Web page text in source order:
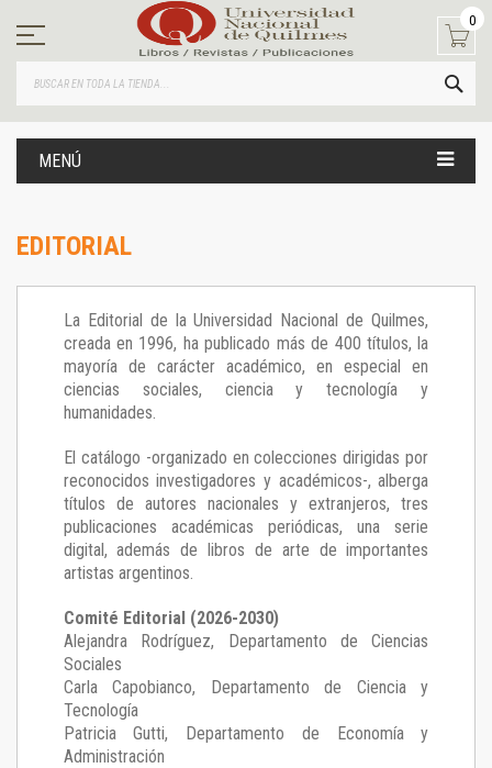
contenido
0
MENÚ
EDITORIAL
La Editorial de la Universidad Nacional de Quilmes,
creada en 1996, ha publicado más de 400 títulos, la
mayoría de carácter académico, en especial en
ciencias sociales, ciencia y tecnología y
humanidades.
El catálogo -organizado en colecciones dirigidas por
reconocidos investigadores y académicos-, alberga
títulos de autores nacionales y extranjeros, tres
publicaciones académicas periódicas, una serie
digital, además de libros de arte de importantes
artistas argentinos.
Comité Editorial (2026-2030)
Alejandra Rodríguez, Departamento de Ciencias
Sociales
Carla Capobianco, Departamento de Ciencia y
Tecnología
Patricia Gutti, Departamento de Economía y
Administración